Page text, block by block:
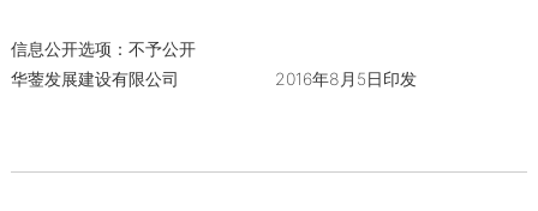
信息公开选项：不予公开
华蓥发展建设有限公司 2016年8月5日印发